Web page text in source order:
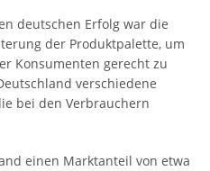
deutschen Erfolg war die
der Produktpalette, um
Konsumenten gerecht zu
verschiedene
bei den Verbrauchern
einen Marktanteil von etwa